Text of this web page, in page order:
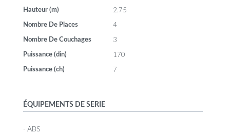
Hauteur (m) 2.75
Nombre De Places 4
Nombre De Couchages 3
Puissance (din) 170
Puissance (ch) 7
ÉQUIPEMENTS DE SERIE
- ABS